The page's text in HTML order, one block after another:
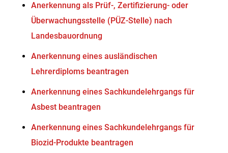
Anerkennung als Prüf-, Zertifizierung- oder
Überwachungsstelle (PÜZ-Stelle) nach
Landesbauordnung
Anerkennung eines ausländischen
Lehrerdiploms beantragen
Anerkennung eines Sachkundelehrgangs für
Asbest beantragen
Anerkennung eines Sachkundelehrgangs für
Biozid-Produkte beantragen